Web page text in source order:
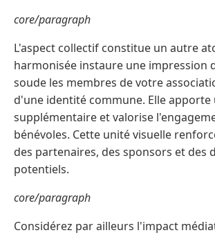
core/paragraph
L'aspect collectif constitue un autre
harmonisée instaure une impression
soude les membres de votre
d'une identité commune. Elle
supplémentaire et valorise
bénévoles. Cette unité visuelle
des partenaires, des sponsors et des
potentiels.
core/paragraph
Considérez par ailleurs l'impact